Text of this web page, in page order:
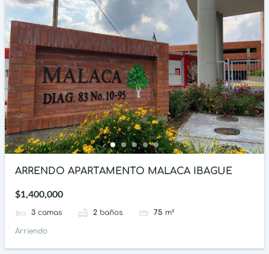
ARRENDO APARTAMENTO MALACA IBAGUE
$1,400,000
3 camas 2 baños 75 m²
Arriendo